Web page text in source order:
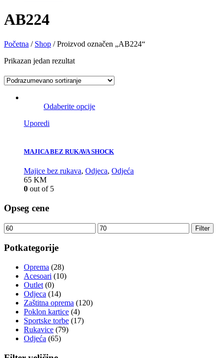
AB224
Početna / Shop / Proizvod označen „AB224“
Prikazan jedan rezultat
Odaberite opcije
Uporedi
MAJICA BEZ RUKAVA SHOCK
Majice bez rukava, Odjeca, Odjeća
65 KM
0 out of 5
Opseg cene
Filter
Potkategorije
Oprema (28)
Acesoari (10)
Outlet (0)
Odjeca (14)
Zaštitna oprema (120)
Poklon kartice (4)
Sportske torbe (17)
Rukavice (79)
Odjeća (65)